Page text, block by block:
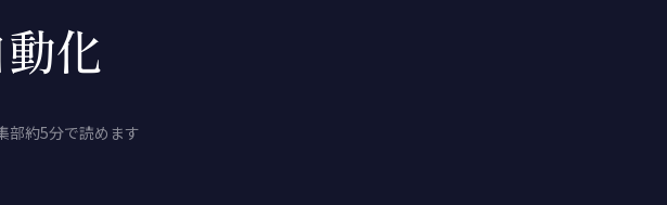
化
部約5分で読めます